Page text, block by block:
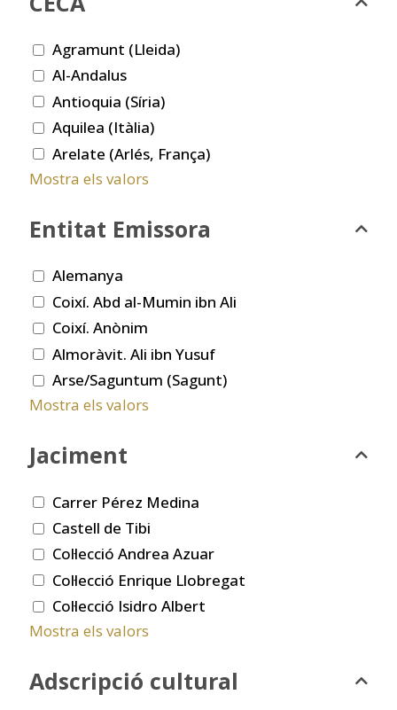
Agramunt (Lleida)
Al-Andalus
Antioquia (Síria)
Aquilea (Itàlia)
Arelate (Arlés, França)
Mostra els valors
Entitat Emissora
Alemanya
Coixí. Abd al-Mumin ibn Ali
Coixí. Anònim
Almoràvit. Ali ibn Yusuf
Arse/Saguntum (Sagunt)
Mostra els valors
Jaciment
Carrer Pérez Medina
Castell de Tibi
Col·lecció Andrea Azuar
Col·lecció Enrique Llobregat
Col·lecció Isidro Albert
Mostra els valors
Adscripció cultural